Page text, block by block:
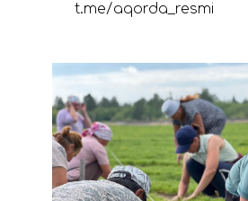
t.me/aqorda_resmi